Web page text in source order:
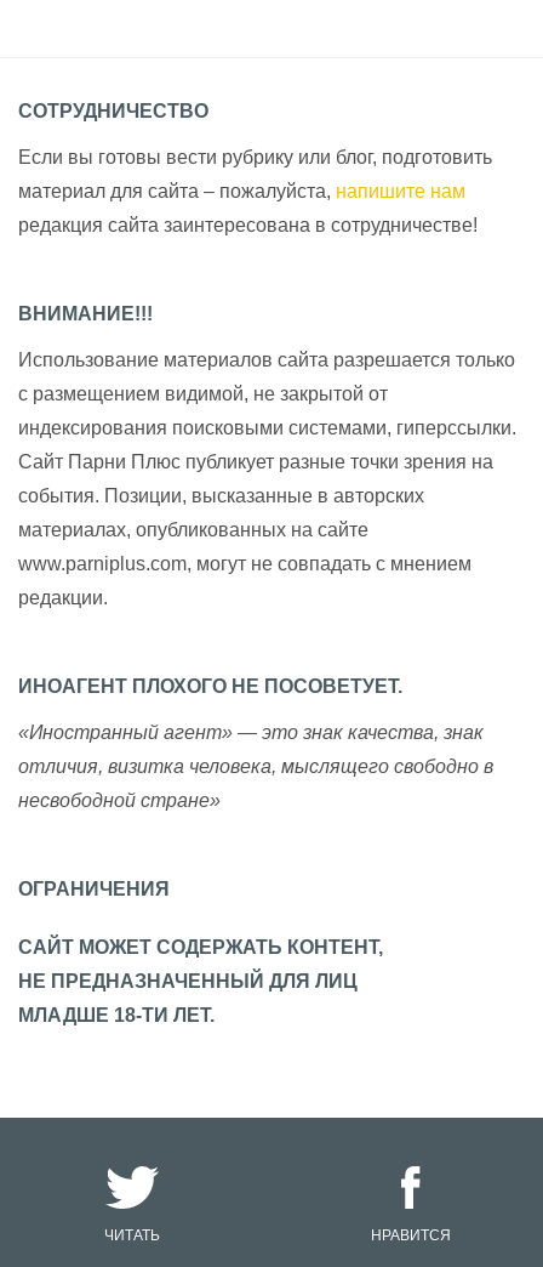
СОТРУДНИЧЕСТВО
Если вы готовы вести рубрику или блог, подготовить
материал для сайта – пожалуйста, напишите нам
редакция сайта заинтересована в сотрудничестве!
ВНИМАНИЕ!!!
Использование материалов сайта разрешается только
с размещением видимой, не закрытой от
индексирования поисковыми системами, гиперссылки.
Сайт Парни Плюс публикует разные точки зрения на
события. Позиции, высказанные в авторских
материалах, опубликованных на сайте
www.parniplus.com, могут не совпадать с мнением
редакции.
ИНОАГЕНТ ПЛОХОГО НЕ ПОСОВЕТУЕТ.
«Иностранный агент» — это знак качества, знак
отличия, визитка человека, мыслящего свободно в
несвободной стране»
ОГРАНИЧЕНИЯ
САЙТ МОЖЕТ СОДЕРЖАТЬ КОНТЕНТ,
НЕ ПРЕДНАЗНАЧЕННЫЙ ДЛЯ ЛИЦ
МЛАДШЕ 18-ТИ ЛЕТ.
ЧИТАТЬ НРАВИТСЯ